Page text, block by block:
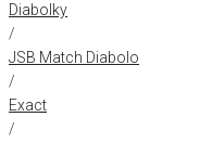
Diabolky
/
JSB Match Diabolo
/
Exact
/